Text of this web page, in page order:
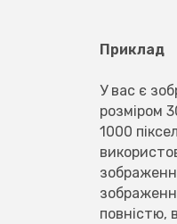
Приклад
У вас є
розміром
1000
повністю,